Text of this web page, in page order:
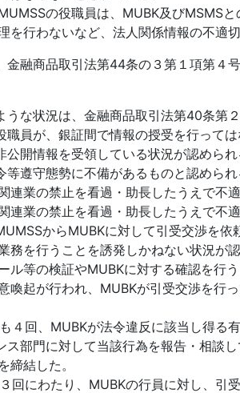
の役職員は、MUBK及びMSMS
を行わないなど、法人関係情報の不適
金融商品取引法第44条の３第１項第４
うな状況は、金融商品取引法第40条第
員が、銀証間で情報の授受を行って
開情報を受領している状況が認めら
遵守態勢に不備があるものと認められ
業の禁止を看過・助長したうえで不
業の禁止を看過・助長したうえで不
からMUBKに対して引受交渉を
務を行うことを誘発しかねない状況
ル等の検証やMUBKに対する確認を行
喚起が行われ、MUBKが引受交渉を行
回、MUBKが法令違反に該当し得る
部門に対して当該行為を報告・相談
締結した。
わたり、MUBKの行員に対し、引受